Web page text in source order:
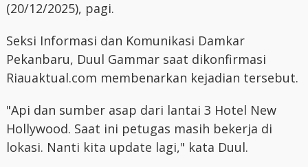
(20/12/2025), pagi.
Seksi Informasi dan Komunikasi Damkar
Pekanbaru, Duul Gammar saat dikonfirmasi
Riauaktual.com membenarkan kejadian tersebut.
"Api dan sumber asap dari lantai 3 Hotel New
Hollywood. Saat ini petugas masih bekerja di
lokasi. Nanti kita update lagi," kata Duul.